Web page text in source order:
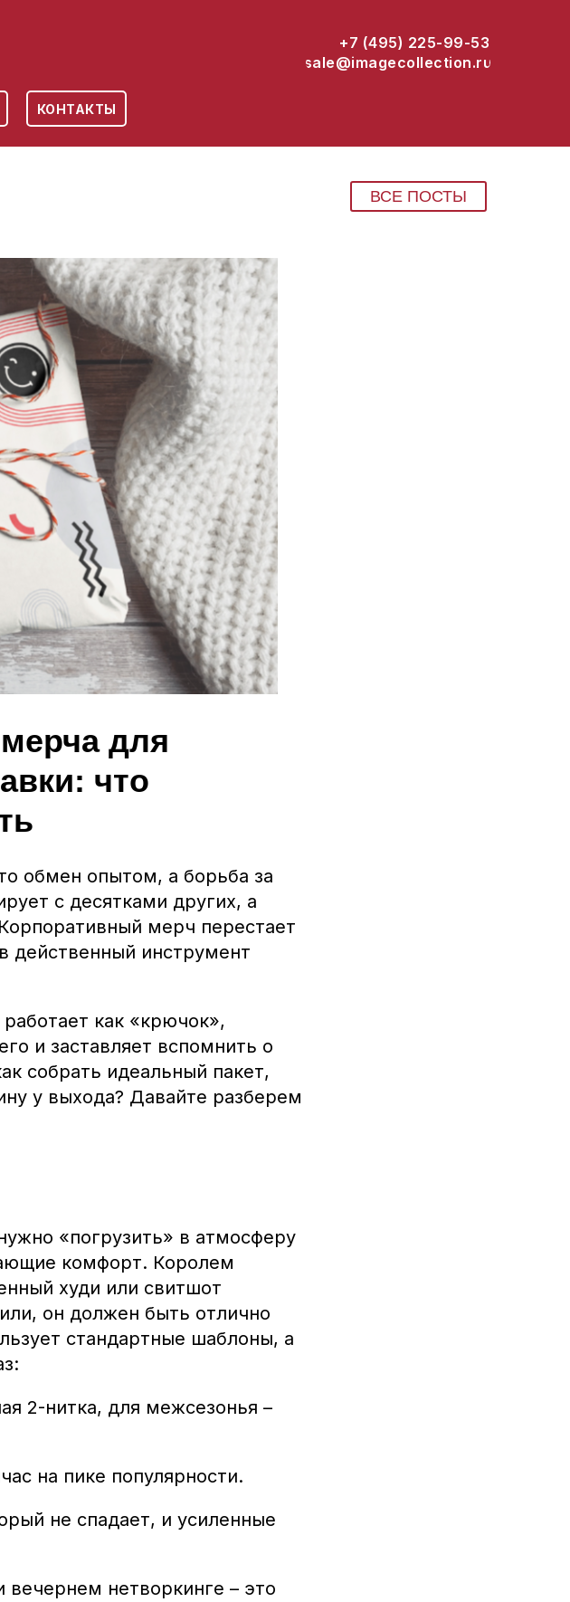
КОНТАКТЫ
+ 7 985 059 06 70
SALE@IMAGECOLLECTION.RU
+7 (495) 225-99-53
sale@imagecollection.ru
Г. МОСКВА, ВАРШАВСКОЕ
ШОССЕ, 42, БИЗНЕС-ПАРК
ВСЕ ПОСТЫ
для
что
обмен опытом, а борьба за
с десятками других, а
мерч перестает
действенный инструмент
как «крючок»,
и заставляет вспомнить о
собрать идеальный пакет,
у выхода? Давайте разберем
«погрузить» в атмосферу
комфорт. Королем
худи или свитшот
он должен быть отлично
стандартные шаблоны, а
2-нитка, для межсезонья –
на пике популярности.
не спадает, и усиленные
нетворкинге – это